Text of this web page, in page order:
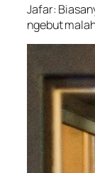
Jafar:
ngebut